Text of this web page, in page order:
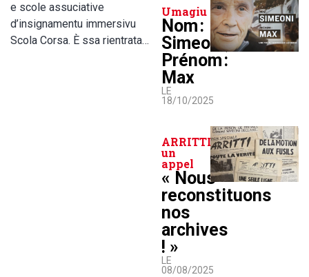
e scole assuciative
d’insignamentu immersivu
Scola Corsa. È ssa rientrata…
Umagiu
Nom :
Simeoni,
Prénom :
Max
LE
18/10/2025
ARRITTI lance
un
appel
« Nous
reconstituons
nos
archives
! »
LE
08/08/2025